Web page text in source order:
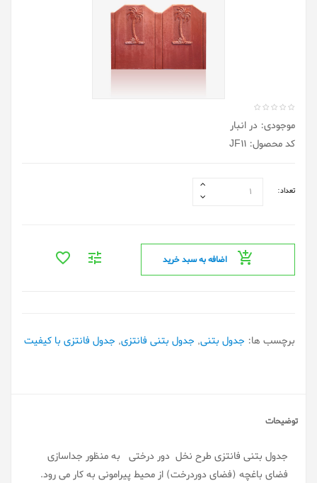
موجودی: در انبار
کد محصول: JF11
تعداد:
اضافه به سبد خرید
برچسب ها: جدول بتنی, جدول بتنی فانتزی, جدول فانتزی با کیفیت
توضیحات
جدول بتنی فانتزی طرح نخل دور درختی به منظور جداسازی
فضای باغچه (فضای دوردرخت) از محیط پیرامونی به کار می رود.